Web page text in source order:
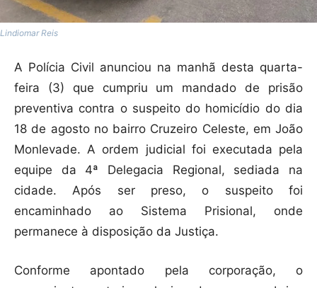
Lindiomar Reis
A Polícia Civil anunciou na manhã desta quarta-
feira (3) que cumpriu um mandado de prisão
preventiva contra o suspeito do homicídio do dia
18 de agosto no bairro Cruzeiro Celeste, em João
Monlevade. A ordem judicial foi executada pela
equipe da 4ª Delegacia Regional, sediada na
cidade. Após ser preso, o suspeito foi
encaminhado ao Sistema Prisional, onde
permanece à disposição da Justiça.
Conforme apontado pela corporação, o